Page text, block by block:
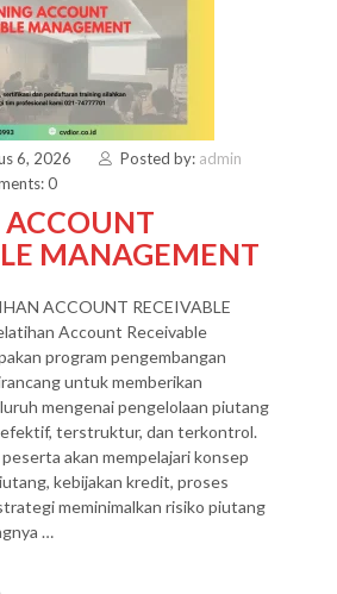
6, 2026 Posted by: admin
0
MANAGEMENT
ACCOUNT RECEIVABLE
Account Receivable
program pengembangan
untuk memberikan
mengenai pengelolaan piutang
efektif, terstruktur, dan terkontrol.
akan mempelajari konsep
kebijakan kredit, proses
meminimalkan risiko piutang
…